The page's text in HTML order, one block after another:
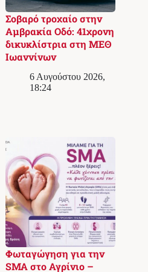
Σοβαρό τροχαίο στην
Αμβρακία Οδό: 41χρονη
δικυκλίστρια στη ΜΕΘ
Ιωαννίνων
6 Αυγούστου 2026,
18:24
Φωταγώγηση για την
SMA στο Αγρίνιο –